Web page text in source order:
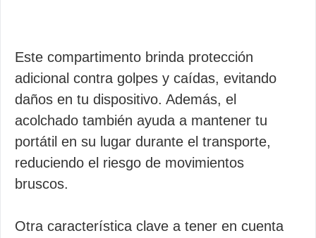
Este compartimento brinda protección
adicional contra golpes y caídas, evitando
daños en tu dispositivo. Además, el
acolchado también ayuda a mantener tu
portátil en su lugar durante el transporte,
reduciendo el riesgo de movimientos
bruscos.
Otra característica clave a tener en cuenta